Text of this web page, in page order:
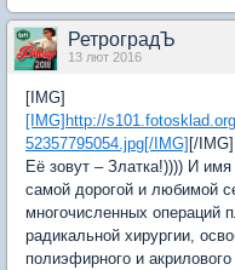
РетроградЪ
13 лют 2016
[IMG]
[IMG]http://
52357795054.jpg[/IMG] [/IMG]
Её зовут – Златка!)))) И
самой дорогой и любимой
многочисленных операций
радикальной хирургии,
полиэфирного и